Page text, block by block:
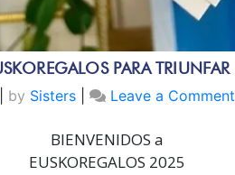
PARA TRIUNFAR
by Sisters Leave a Comment
BIENVENIDOS a
EUSKOREGALOS 2025